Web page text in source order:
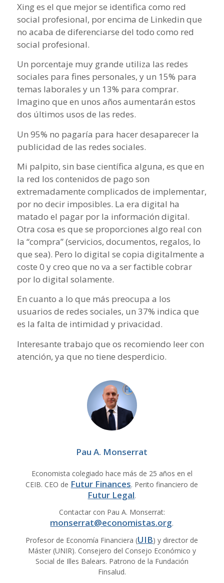
Xing es el que mejor se identifica como red
social profesional, por encima de Linkedin que
no acaba de diferenciarse del todo como red
social profesional.
Un porcentaje muy grande utiliza las redes
sociales para fines personales, y un 15% para
temas laborales y un 13% para comprar.
Imagino que en unos años aumentarán estos
dos últimos usos de las redes.
Un 95% no pagaría para hacer desaparecer la
publicidad de las redes sociales.
Mi palpito, sin base científica alguna, es que en
la red los contenidos de pago son
extremadamente complicados de implementar,
por no decir imposibles. La era digital ha
matado el pagar por la información digital.
Otra cosa es que se proporciones algo real con
la “compra” (servicios, documentos, regalos, lo
que sea). Pero lo digital se copia digitalmente a
coste 0 y creo que no va a ser factible cobrar
por lo digital solamente.
En cuanto a lo que más preocupa a los
usuarios de redes sociales, un 37% indica que
es la falta de intimidad y privacidad.
Interesante trabajo que os recomiendo leer con
atención, ya que no tiene desperdicio.
Pau A. Monserrat
Economista colegiado hace más de 25 años en el
CEIB. CEO de Futur Finances. Perito financiero de
Futur Legal.
Contactar con Pau A. Monserrat:
monserrat@economistas.org.
Profesor de Economía Financiera (UIB) y director de
Máster (UNIR). Consejero del Consejo Económico y
Social de Illes Balears. Patrono de la Fundación
Finsalud.